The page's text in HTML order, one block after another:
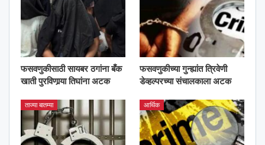
फसवणुकीसाठी सायबर ठगांना बँक
खाती पुरविणार्‍या तिघांना अटक
फसवणुकीच्या गुन्ह्यांत त्रिवेणी
डेव्हल्परच्या संचालकाला अटक
ताज्या बातम्या आर्थिक